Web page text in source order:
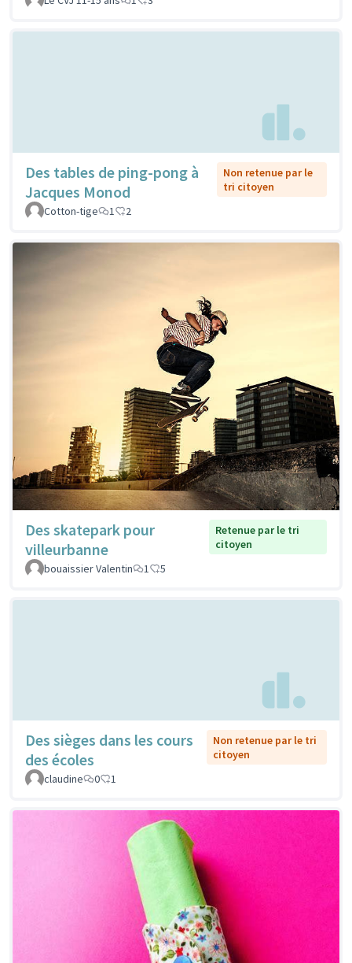
Des tables de ping-pong à
Jacques Monod
Non retenue par le
tri citoyen
Cotton-tige
1 2
Des skatepark pour
villeurbanne
Retenue par le tri
citoyen
bouaissier Valentin
1 5
Des sièges dans les cours
des écoles
Non retenue par le tri
citoyen
claudine
0 1